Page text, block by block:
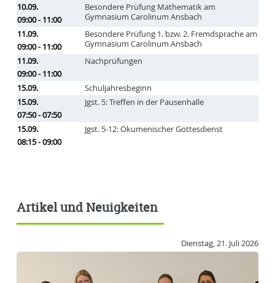
10.09.
09:00 - 11:00
Besondere Prüfung Mathematik am
Gymnasium Carolinum Ansbach
11.09.
09:00 - 11:00
Besondere Prüfung 1. bzw. 2. Fremdsprache am
Gymnasium Carolinum Ansbach
11.09.
09:00 - 11:00
Nachprüfungen
15.09.
Schuljahresbeginn
15.09.
07:50 - 07:50
Jgst. 5: Treffen in der Pausenhalle
15.09.
08:15 - 09:00
Jgst. 5-12: Ökumenischer Gottesdienst
Artikel und Neuigkeiten
Dienstag, 21. Juli 2026